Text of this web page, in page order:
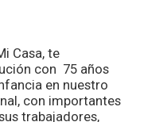
Casa, te
con 75 años
en nuestro
con importantes
trabajadores,